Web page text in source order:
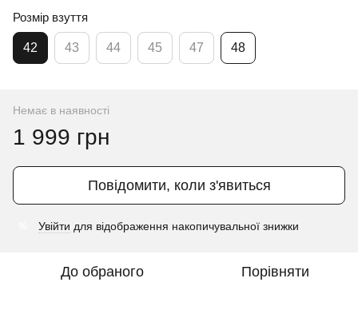
Розмір взуття
42 43 44 45 47 48
Немає в наявності
1 999 грн
Повідомити, коли з'явиться
Увійти для відображення накопичувальної знижки
До обраного Порівняти